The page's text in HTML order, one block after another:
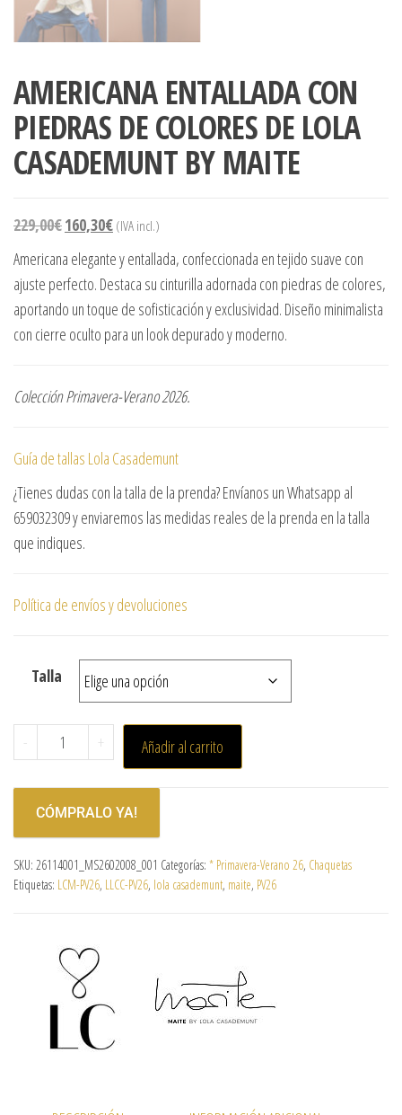
AMERICANA ENTALLADA CON
PIEDRAS DE COLORES DE LOLA
CASADEMUNT BY MAITE
229,00€160,30€ (IVA incl.)
Americana elegante y entallada, confeccionada en tejido suave con
ajuste perfecto. Destaca su cinturilla adornada con piedras de colores,
aportando un toque de sofisticación y exclusividad. Diseño minimalista
con cierre oculto para un look depurado y moderno.
Colección Primavera-Verano 2026.
Guía de tallas Lola Casademunt
¿Tienes dudas con la talla de la prenda? Envíanos un Whatsapp al
659032309 y enviaremos las medidas reales de la prenda en la talla
que indiques.
Política de envíos y devoluciones
Talla
- + Añadir al carrito
CÓMPRALO YA!
SKU: 26114001_MS2602008_001 Categorías: * Primavera-Verano 26, Chaquetas
Etiquetas: LCM-PV26, LLCC-PV26, lola casademunt, maite, PV26